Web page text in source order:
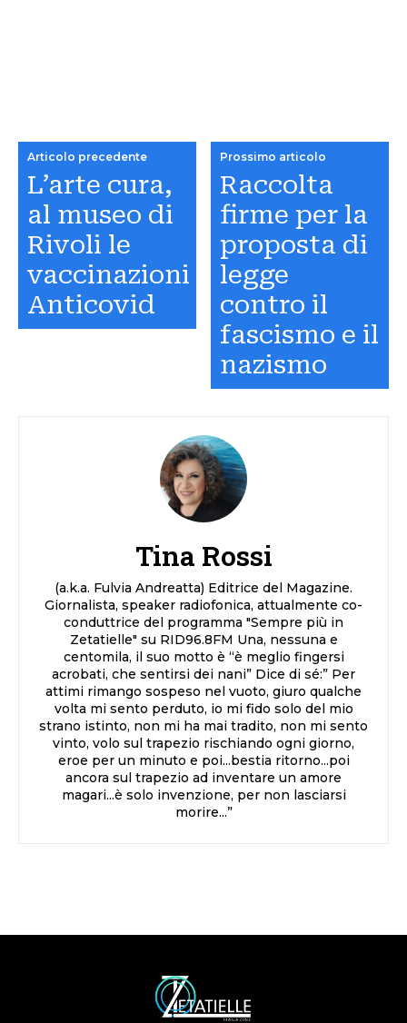
Articolo precedente
L’arte cura,
al museo di
Rivoli le
vaccinazioni
Anticovid
Prossimo articolo
Raccolta
firme per la
proposta di
legge
contro il
fascismo e il
nazismo
Tina Rossi
(a.k.a. Fulvia Andreatta) Editrice del Magazine.
Giornalista, speaker radiofonica, attualmente co-
conduttrice del programma "Sempre più in
Zetatielle" su RID96.8FM Una, nessuna e
centomila, il suo motto è “è meglio fingersi
acrobati, che sentirsi dei nani” Dice di sé:” Per
attimi rimango sospeso nel vuoto, giuro qualche
volta mi sento perduto, io mi fido solo del mio
strano istinto, non mi ha mai tradito, non mi sento
vinto, volo sul trapezio rischiando ogni giorno,
eroe per un minuto e poi...bestia ritorno...poi
ancora sul trapezio ad inventare un amore
magari...è solo invenzione, per non lasciarsi
morire...”